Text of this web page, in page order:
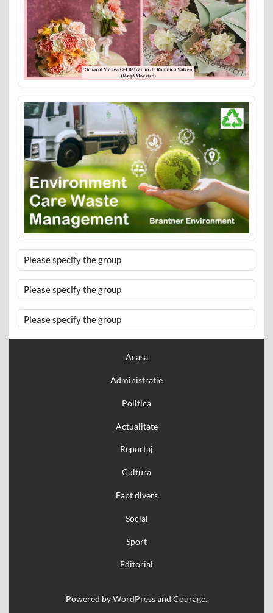
Please specify the group
Please specify the group
Please specify the group
Acasa
Administratie
Politica
Actualitate
Reportaj
Cultura
Fapt divers
Social
Sport
Editorial
Powered byWordPressand Courage.